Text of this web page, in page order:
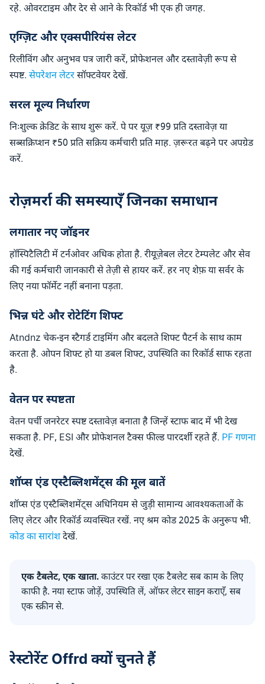
रहे. ओवरटाइम और देर से आने के रिकॉर्ड भी एक ही जगह.
एग्ज़िट और एक्सपीरियंस लेटर
रिलीविंग और अनुभव पत्र जारी करें, प्रोफेशनल और दस्तावेज़ी रूप से
स्पष्ट. सेपरेशन लेटरसॉफ्टवेयर देखें.
सरल मूल्य निर्धारण
निःशुल्क क्रेडिट के साथ शुरू करें. पे पर यूज़ ₹99 प्रति दस्तावेज़ या
सब्सक्रिप्शन ₹50 प्रति सक्रिय कर्मचारी प्रति माह. ज़रूरत बढ़ने पर अपग्रेड
करें.
रोज़मर्रा की समस्याएँ जिनका समाधान
लगातार नए जॉइनर
हॉस्पिटैलिटी में टर्नओवर अधिक होता है. रीयूज़ेबल लेटर टेम्पलेट और सेव
की गई कर्मचारी जानकारी से तेज़ी से हायर करें. हर नए शेफ़ या सर्वर के
लिए नया फॉर्मेट नहीं बनाना पड़ता.
भिन्न घंटे और रोटेटिंग शिफ्ट
Atndnz चेक-इन स्टैगर्ड टाइमिंग और बदलते शिफ्ट पैटर्न के साथ काम
करता है. ओपन शिफ्ट हो या डबल शिफ्ट, उपस्थिति का रिकॉर्ड साफ रहता
है.
वेतन पर स्पष्टता
वेतन पर्ची जनरेटर स्पष्ट दस्तावेज़ बनाता है जिन्हें स्टाफ बाद में भी देख
सकता है. PF, ESI और प्रोफेशनल टैक्स फील्ड पारदर्शी रहते हैं. PF गणना
देखें.
शॉप्स एंड एस्टैब्लिशमेंट्स की मूल बातें
शॉप्स एंड एस्टैब्लिशमेंट्स अधिनियम से जुड़ी सामान्य आवश्यकताओं के
लिए लेटर और रिकॉर्ड व्यवस्थित रखें. नए श्रम कोड 2025 के अनुरूप भी.
कोड का सारांशदेखें.
एक टैबलेट, एक खाता. काउंटर पर रखा एक टैबलेट सब काम के लिए
काफी है. नया स्टाफ जोड़ें, उपस्थिति लें, ऑफर लेटर साइन कराएँ, सब
एक स्क्रीन से.
रेस्टोरेंट Offrd क्यों चुनते हैं